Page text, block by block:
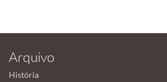
Arquivo
História